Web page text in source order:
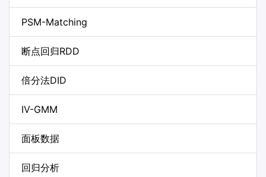
PSM-Matching
断点回归RDD
倍分法DID
IV-GMM
面板数据
回归分析